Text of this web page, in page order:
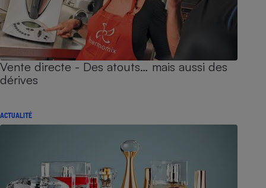
Vente directe - Des atouts… mais aussi des
dérives
ACTUALITÉ